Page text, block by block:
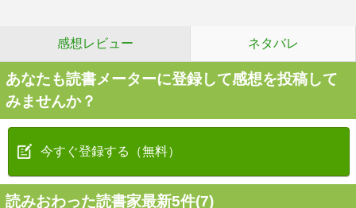
感想レビュー ネタバレ
あなたも読書メーターに登録して感想を投稿して
みませんか？
今すぐ登録する（無料）
読みおわった読書家最新5件(7)